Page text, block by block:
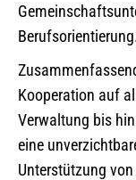
Kooperation auf
Verwaltung bis
eine
Unterstützung